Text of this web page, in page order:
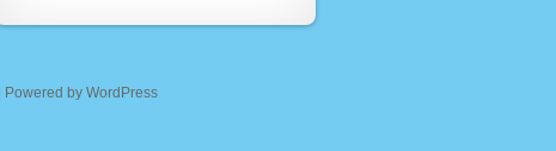
| Powered by WordPress